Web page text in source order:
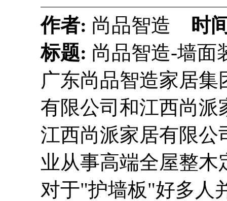
作者: 尚品智造 时
标题: 尚品智造-墙面
广东尚品智造家居
有限公司和江西尚派
江西尚派家居有限公
业从事高端全屋整
对于"护墙板"好多人